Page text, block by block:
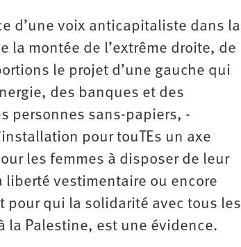
d’une voix anticapitaliste dans la
la montée de l’extrême droite, de
le projet d’une gauche qui
des banques et des
personnes sans-papiers,
pour touTEs un axe
les femmes à disposer de leur
liberté vestimentaire ou encore
pour qui la solidarité avec tous les
la Palestine, est une évidence.